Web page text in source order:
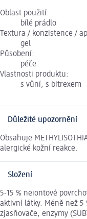
Oblast použití:
bílé prádlo
Textura / konzistence /
gel
Působení:
péče
Vlastnosti produktu:
s vůní, s bitrexem
Důležité upozornění
Obsahuje
alergické kožní reakce.
Složení
5-15 % neiontové
aktivní látky. Méně než 5
zjasňovače, enzymy